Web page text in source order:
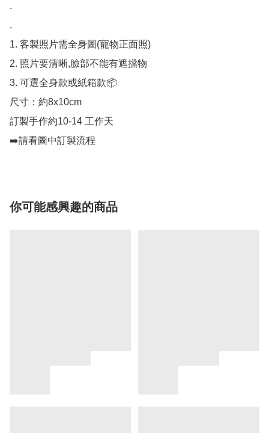
.
.
1. 客製照片需全身圖(寵物正面照)
2. 照片要清晰,臉部不能有遮擋物
3. 可選全身款或紙箱款📦
尺寸：約8x10cm
訂製手作約10-14 工作天
➡️請看圖中訂製流程
你可能感興趣的商品